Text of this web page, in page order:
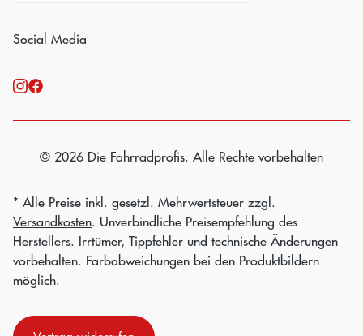
Social Media
© 2026 Die Fahrradprofis. Alle Rechte vorbehalten
* Alle Preise inkl. gesetzl. Mehrwertsteuer zzgl.
Versandkosten. Unverbindliche Preisempfehlung des
Herstellers. Irrtümer, Tippfehler und technische Änderungen
vorbehalten. Farbabweichungen bei den Produktbildern
möglich.